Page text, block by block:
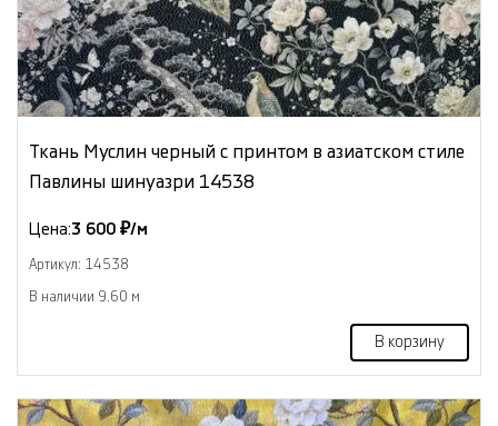
Ткань Муслин черный с принтом в азиатском стиле
Павлины шинуазри 14538
Цена:3 600 ₽/м
Артикул: 14538
В наличии 9.60 м
В корзину